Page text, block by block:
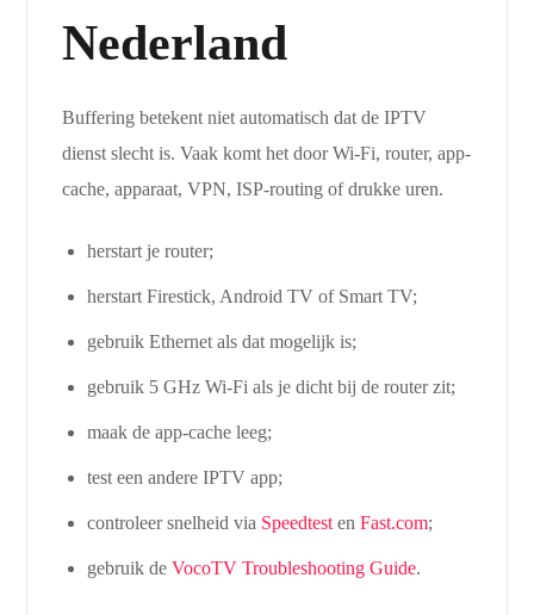
Nederland
Buffering betekent niet automatisch dat de IPTV
dienst slecht is. Vaak komt het door Wi-Fi, router, app-
cache, apparaat, VPN, ISP-routing of drukke uren.
herstart je router;
herstart Firestick, Android TV of Smart TV;
gebruik Ethernet als dat mogelijk is;
gebruik 5 GHz Wi-Fi als je dicht bij de router zit;
maak de app-cache leeg;
test een andere IPTV app;
controleer snelheid via Speedtest enFast.com;
gebruik deVocoTV Troubleshooting Guide.